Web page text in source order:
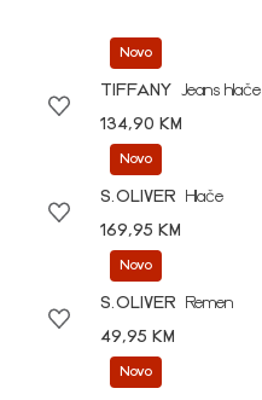
Novo
TIFFANY
Jeans hlače
134,90 KM
Novo
S.OLIVER
Hlače
169,95 KM
Novo
S.OLIVER
Remen
49,95 KM
Novo